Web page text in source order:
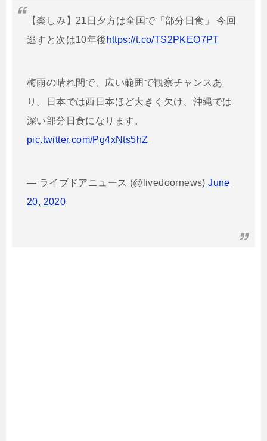
【楽しみ】21日夕方は全国で「部分日食」 今回
逃すと次は10年後 https://t.co/TS2PKEO7PT
梅雨の晴れ間で、広い範囲で観察チャンスあ
り。日本では西日本ほど大きく欠け、沖縄では
深い部分日食になります。
pic.twitter.com/Pg4xNts5hZ
— ライブドアニュース (@livedoornews)June
20, 2020